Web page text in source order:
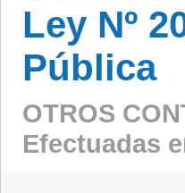
Ley Nº
Pública
OTROS
Efectuadas